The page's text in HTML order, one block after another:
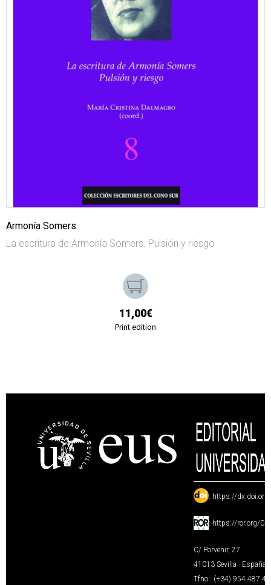
Armonía Somers
La escritura de Armonía Somers. Pulsión y riesgo
11,00€
Print edition
: https://
: https://ror.org/
C/ Porvenir, 27
41013 Sevilla · España
Tfno.: (+34) 954 487